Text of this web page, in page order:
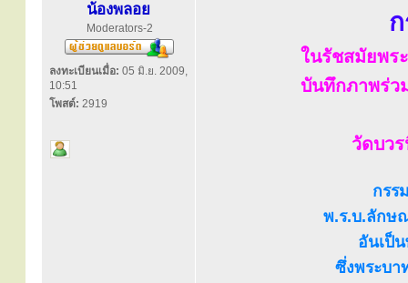
น้องพลอย
Moderators-2
ลงทะเบียนเมื่อ: 05 มิ.ย. 2009,
10:51
โพสต์: 2919
ในรัชสมัยพร
บันทึกภาพร่ว
วัดบว
กรร
พ.ร.บ.ลักษ
อันเป็
ซึ่งพระบา